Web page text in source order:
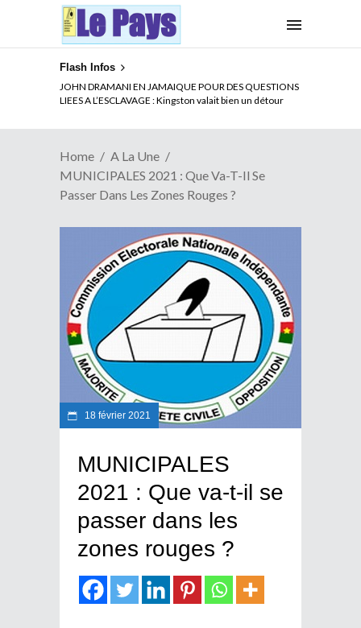
Flash Infos
JOHN DRAMANI EN JAMAIQUE POUR DES QUESTIONS
LIEES A L’ESCLAVAGE : Kingston valait bien un détour
ELECTION DE TALON A LA TETE DU SENAT BENINOIS :
Quand Patrice quitte le pouvoir sans partir !
Home
A La Une
MUNICIPALES 2021 : Que Va-T-Il Se
Passer Dans Les Zones Rouges ?
18 février 2021
MUNICIPALES
2021 : Que va-t-il se
passer dans les
zones rouges ?